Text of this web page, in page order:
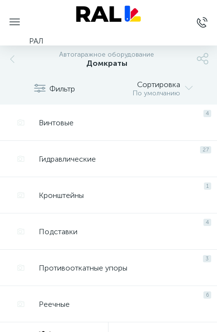
РАЛ
Автогаражное оборудование
Домкраты
Фильтр Сортировка
По умолчанию
4
Винтовые
27
Гидравлические
1
Кронштейны
4
Подставки
3
Противооткатные упоры
6
Реечные